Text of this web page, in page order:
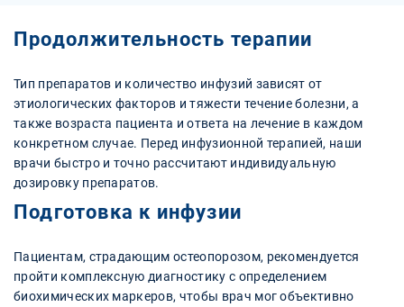
Продолжительность терапии
Тип препаратов и количество инфузий зависят от
этиологических факторов и тяжести течение болезни, а
также возраста пациента и ответа на лечение в каждом
конкретном случае. Перед инфузионной терапией, наши
врачи быстро и точно рассчитают индивидуальную
дозировку препаратов.
Подготовка к инфузии
Пациентам, страдающим остеопорозом, рекомендуется
пройти комплексную диагностику с определением
биохимических маркеров, чтобы врач мог объективно